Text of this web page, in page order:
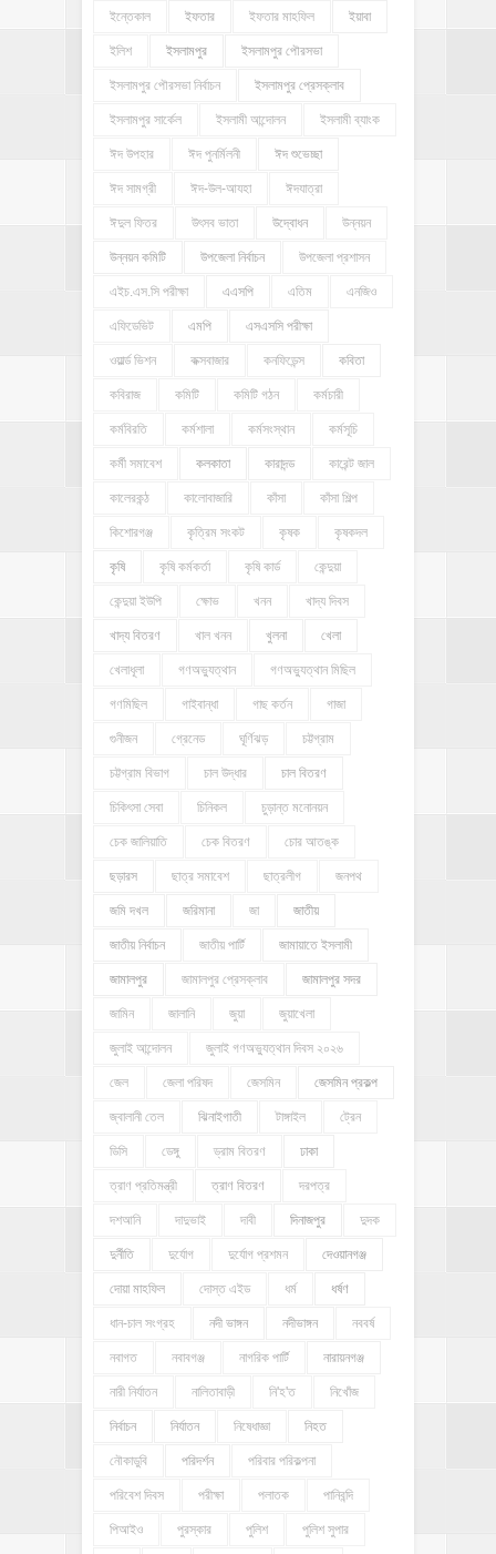
ইন্তেকাল ইফতার ইফতার মাহফিল ইয়াবা
ইলিশ ইসলামপুর ইসলামপুর পৌরসভা
ইসলামপুর পৌরসভা নির্বাচন ইসলামপুর প্রেসক্লাব
ইসলামপুর সার্কেল ইসলামী আন্দোলন ইসলামী ব্যাংক
ঈদ উপহার ঈদ পুনর্মিলনী ঈদ শুভেচ্ছা
ঈদ সামগ্রী ঈদ-উল-আযহা ঈদযাত্রা
ঈদুল ফিতর উৎসব ভাতা উদ্বোধন উন্নয়ন
উন্নয়ন কমিটি উপজেলা নির্বাচন উপজেলা প্রশাসন
এইচ.এস.সি পরীক্ষা এএসপি এতিম এনজিও
এফিডেভিট এমপি এসএসসি পরীক্ষা
ওয়ার্ল্ড ভিশন কক্সবাজার কনফিডেন্স কবিতা
কবিরাজ কমিটি কমিটি গঠন কর্মচারী
কর্মবিরতি কর্মশালা কর্মসংস্থান কর্মসূচি
কর্মী সমাবেশ কলকাতা কারাদন্ড কারেন্ট জাল
কালেরকন্ঠ কালোবাজারি কাঁসা কাঁসা শিল্প
কিশোরগঞ্জ কৃত্রিম সংকট কৃষক কৃষকদল
কৃষি কৃষি কর্মকর্তা কৃষি কার্ড কেন্দুয়া
কেন্দুয়া ইউপি ক্ষোভ খনন খাদ্য দিবস
খাদ্য বিতরণ খাল খনন খুলনা খেলা
খেলাধূলা গণঅভ্যুত্থান গণঅভ্যুত্থান মিছিল
গণমিছিল গাইবান্ধা গাছ কর্তন গাজা
গুনীজন গ্রেনেড ঘূর্ণিঝড় চট্টগ্রাম
চট্টগ্রাম বিভাগ চাল উদ্ধার চাল বিতরণ
চিকিৎসা সেবা চিনিকল চুড়ান্ত মনোনয়ন
চেক জালিয়াতি চেক বিতরণ চোর আতঙ্ক
ছড়ারস ছাত্র সমাবেশ ছাত্রলীগ জনপথ
জমি দখল জরিমানা জা জাতীয়
জাতীয় নির্বাচন জাতীয় পার্টি জামায়াতে ইসলামী
জামালপুর জামালপুর প্রেসক্লাব জামালপুর সদর
জামিন জালানি জুয়া জুয়াখেলা
জুলাই আন্দোলন জুলাই গণঅভ্যুত্থান দিবস ২০২৬
জেল জেলা পরিষদ জেসমিন জেসমিন প্রকল্প
জ্বালানী তেল ঝিনাইগাতী টাঙ্গাইল ট্রেন
ডিসি ডেঙ্গু ড্রাম বিতরণ ঢাকা
ত্রাণ প্রতিমন্ত্রী ত্রাণ বিতরণ দরপত্র
দশআনি দাদুভাই দাবী দিনাজপুর দুদক
দুর্নীতি দুর্যোগ দুর্যোগ প্রশমন দেওয়ানগঞ্জ
দোয়া মাহফিল দোস্ত এইড ধর্ম ধর্ষণ
ধান-চাল সংগ্রহ নদী ভাঙ্গন নদীভাঙ্গন নববর্ষ
নবাগত নবাবগঞ্জ নাগরিক পার্টি নারায়নগঞ্জ
নারী নির্যাতন নালিতাবাড়ী নি'হ'ত নিখোঁজ
নির্বাচন নির্যাতন নিষেধাজ্ঞা নিহত
নৌকাডুবি পরিদর্শন পরিবার পরিকল্পনা
পরিবেশ দিবস পরীক্ষা পলাতক পানিবন্দি
পিআইও পুরস্কার পুলিশ পুলিশ সুপার